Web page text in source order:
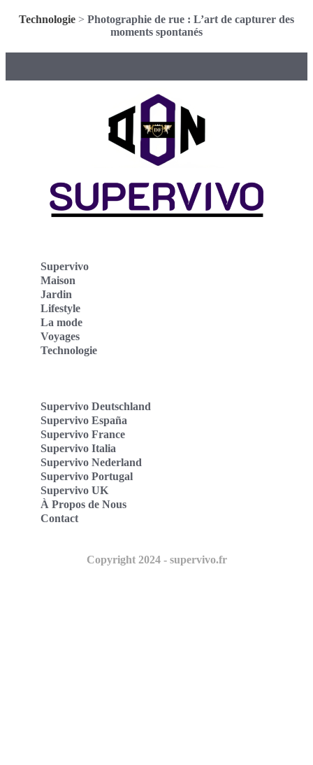
Technologie > Photographie de rue : L’art de capturer des
moments spontanés
Supervivo
Maison
Jardin
Lifestyle
La mode
Voyages
Technologie
Supervivo Deutschland
Supervivo España
Supervivo France
Supervivo Italia
Supervivo Nederland
Supervivo Portugal
Supervivo UK
À Propos de Nous
Contact
Copyright 2024 - supervivo.fr